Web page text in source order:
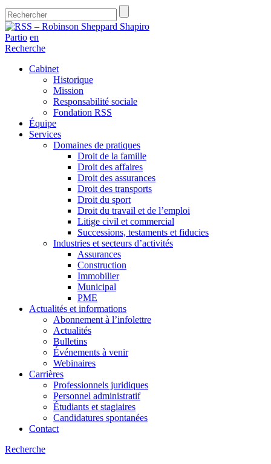
Partio en
Recherche
Cabinet
Historique
Mission
Responsabilité sociale
Fondation RSS
Équipe
Services
Domaines de pratiques
Droit de la famille
Droit des affaires
Droit des assurances
Droit des transports
Droit du sport
Droit du travail et de l’emploi
Litige civil et commercial
Successions, testaments et fiducies
Industries et secteurs d’activités
Assurances
Construction
Immobilier
Municipal
PME
Actualités et informations
Abonnement à l’infolettre
Actualités
Bulletins
Événements à venir
Webinaires
Carrières
Professionnels juridiques
Personnel administratif
Étudiants et stagiaires
Candidatures spontanées
Contact
Recherche